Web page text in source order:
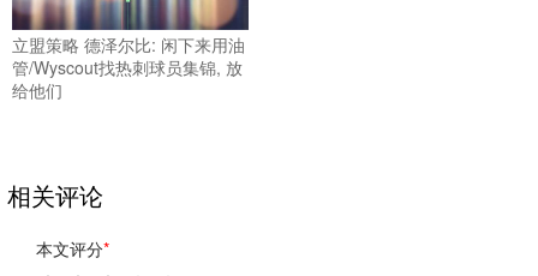
立盟策略 德泽尔比: 闲下来用油
管/Wyscout找热刺球员集锦, 放
给他们
相关评论
本文评分*